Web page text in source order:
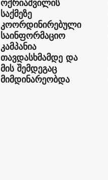
საქმეზე
კოორდინირებული
საინფორმაციო
კამპანია
თავდასხმამდე და
მის შემდეგაც
მიმდინარეობდა